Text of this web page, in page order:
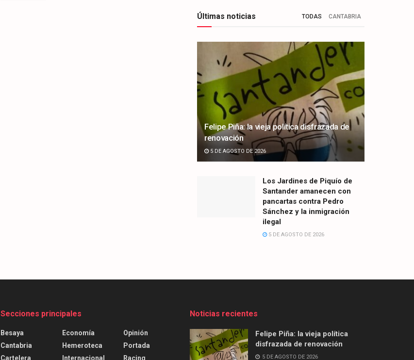
Últimas noticias TODAS CANTABRIA
Felipe Piña: la vieja política disfrazada de
renovación
5 DE AGOSTO DE 2026
Los Jardines de Piquío de
Santander amanecen con
pancartas contra Pedro
Sánchez y la inmigración
ilegal
5 DE AGOSTO DE 2026
Secciones principales
Besaya
Cantabria
Cartelera
Economía
Hemeroteca
Internacional
Opinión
Portada
Racing
Noticias recientes
Felipe Piña: la vieja política
disfrazada de renovación
5 DE AGOSTO DE 2026